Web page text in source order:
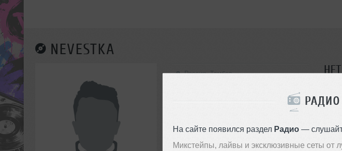
РАДИО
На сайте появился раздел Радио—
Микстейпы, лайвы и эксклюзивные сеты от
NEVESTKA
Россия, Тамбов